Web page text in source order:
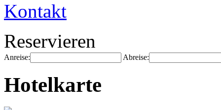
Kontakt
Reservieren
Anreise: Abreise:
Hotelkarte